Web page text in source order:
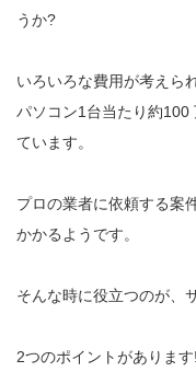
うか?
いろいろな費用が考えら
パソコン1台当たり約100
ています。
プロの業者に依頼する案
かかるようです。
そんな時に役立つのが、
2つのポイントがあります!